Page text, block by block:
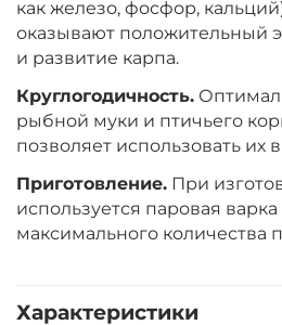
Диаметр:
Вкус:
‍899‍ ₽‍1 058‍₽
Диаметр:
Вкус:
как железо, фосфор,
оказывают положительный
и развитие карпа.
Круглогодичность.
рыбной муки и птичьего
позволяет использовать их
Приготовление. При
используется паровая
максимального количества
Характеристики